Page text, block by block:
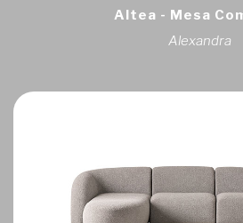
Altea - Mesa
Alexandra